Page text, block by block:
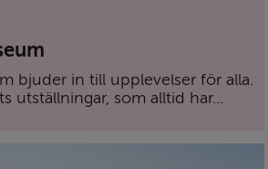
bjuder in till upplevelser för alla.
utställningar, som alltid har...